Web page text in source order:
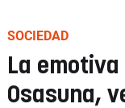
SOCIEDAD
La
Osasuna,